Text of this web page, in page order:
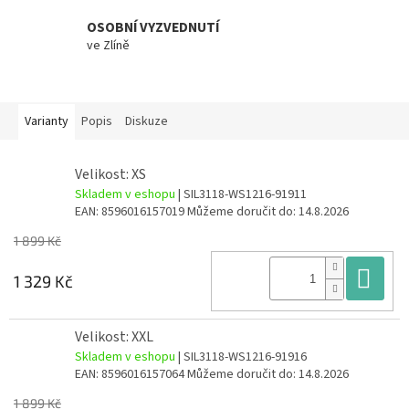
OSOBNÍ VYZVEDNUTÍ
ve Zlíně
Varianty Popis Diskuze
Velikost: XS
Skladem v eshopu | SIL3118-WS1216-91911
EAN: 8596016157019Můžeme doručit do: 14.8.2026
1 899 Kč
1 329 Kč
Velikost: XXL
Skladem v eshopu | SIL3118-WS1216-91916
EAN: 8596016157064Můžeme doručit do: 14.8.2026
1 899 Kč